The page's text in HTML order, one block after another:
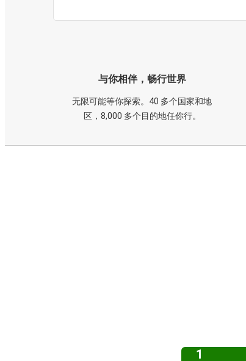
与你相伴，畅行世界
无限可能等你探索。40 多个国家和地
区，8,000 多个目的地任你行。
1